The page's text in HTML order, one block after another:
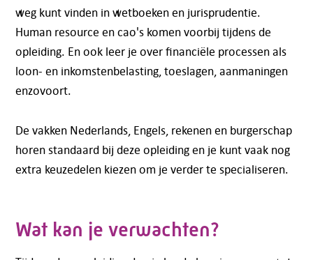
weg kunt vinden in wetboeken en jurisprudentie.
Human resource en cao's komen voorbij tijdens de
opleiding. En ook leer je over financiële processen als
loon- en inkomstenbelasting, toeslagen, aanmaningen
enzovoort.
De vakken Nederlands, Engels, rekenen en burgerschap
horen standaard bij deze opleiding en je kunt vaak nog
extra keuzedelen kiezen om je verder te specialiseren.
Wat kan je verwachten?